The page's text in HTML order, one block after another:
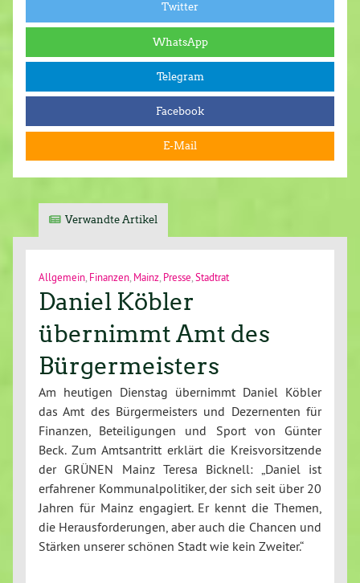
Twitter
WhatsApp
Telegram
Facebook
E-Mail
Verwandte Artikel
Allgemein Finanzen Mainz Presse Stadtrat
Daniel Köbler
übernimmt Amt des
Bürgermeisters
Am heutigen Dienstag übernimmt Daniel Köbler
das Amt des Bürgermeisters und Dezernenten für
Finanzen, Beteiligungen und Sport von Günter
Beck. Zum Amtsantritt erklärt die Kreisvorsitzende
der GRÜNEN Mainz Teresa Bicknell: „Daniel ist
erfahrener Kommunalpolitiker, der sich seit über 20
Jahren für Mainz engagiert. Er kennt die Themen,
die Herausforderungen, aber auch die Chancen und
Stärken unserer schönen Stadt wie kein Zweiter.“